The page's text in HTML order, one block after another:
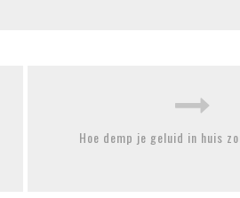
Hoe demp je geluid in huis